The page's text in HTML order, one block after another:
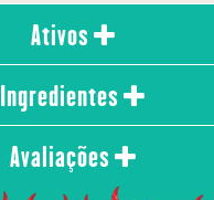
Ativos
Ingredientes
Avaliações